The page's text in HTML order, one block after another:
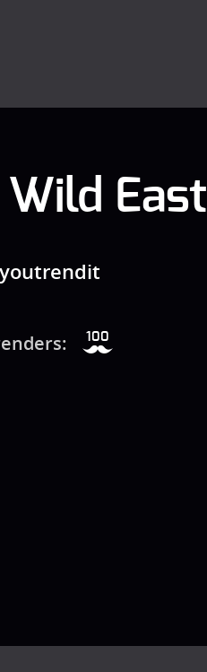
East
youtrendit
100